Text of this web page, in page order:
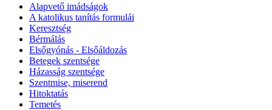
Alapvető imádságok
A katolikus tanítás formulái
Keresztség
Bérmálás
Elsőgyónás - Elsőáldozás
Betegek szentsége
Házasság szentsége
Szentmise, miserend
Hitoktatás
Temetés